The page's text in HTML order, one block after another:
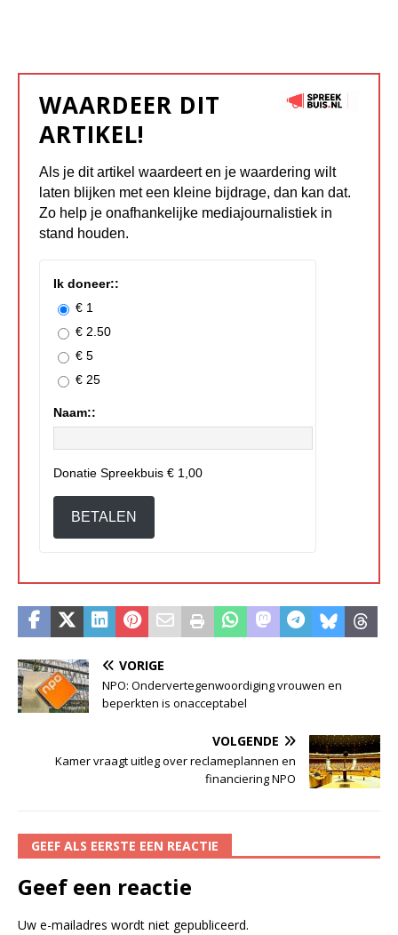
WAARDEER DIT
ARTIKEL!
Als je dit artikel waardeert en je waardering wilt
laten blijken met een kleine bijdrage, dan kan dat.
Zo help je onafhankelijke mediajournalistiek in
stand houden.
Ik doneer::
€ 1
€ 2.50
€ 5
€ 25
Naam::
Donatie Spreekbuis € 1,00
BETALEN
VORIGE
NPO: Ondervertegenwoordiging vrouwen en
beperkten is onacceptabel
VOLGENDE
Kamer vraagt uitleg over reclameplannen en
financiering NPO
GEEF ALS EERSTE EEN REACTIE
Geef een reactie
Uw e-mailadres wordt niet gepubliceerd.